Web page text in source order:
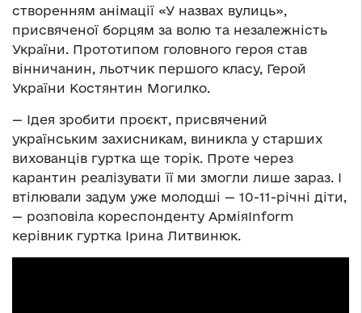
створенням анімації «У назвах вулиць»,
присвяченої борцям за волю та незалежність
України. Прототипом головного героя став
вінничанин, льотчик першого класу, Герой
України Костянтин Могилко.
— Ідея зробити проєкт, присвячений
українським захисникам, виникла у старших
вихованців гуртка ще торік. Проте через
карантин реалізувати її ми змогли лише зараз. І
втілювали задум уже молодші — 10-11-річні діти,
— розповіла кореспонденту АрміяInform
керівник гуртка Ірина Литвинюк.